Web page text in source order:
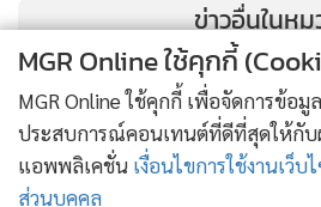
ข่าวอื่นในห
MGR Online ใช้คุกกี้
MGR Online ใช้คุกกี้ เพื่อจัดการข้อ
ประสบการณ์คอนเทนต์ที่ดีที่สุดให้กับ
แอพพลิเคชั่น เงื่อนไขการใช้งานเว็บ
ส่วนบุคคล